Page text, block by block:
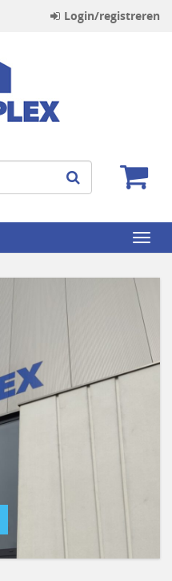
Login/registreren